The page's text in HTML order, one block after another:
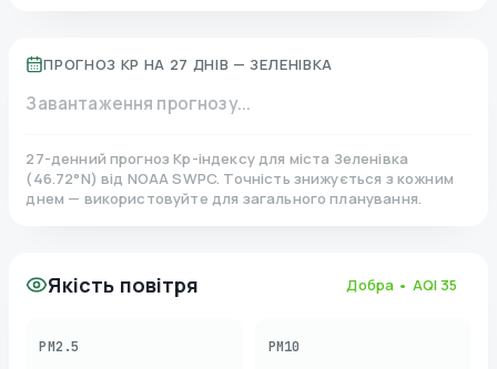
ПРОГНОЗ KP НА 27 ДНІВ — ЗЕЛЕНІВКА
Завантаження прогнозу...
27-денний прогноз Kp-індексу для міста Зеленівка
(46.72°N)від NOAA SWPC. Точність знижується з кожним
днем — використовуйте для загального планування.
Якість повітря Добра • AQI 35
PM2.5 PM10